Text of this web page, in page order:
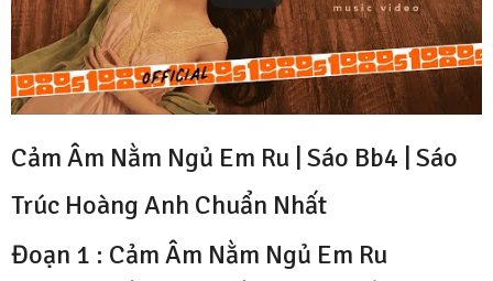
Cảm Âm Nằm Ngủ Em Ru | Sáo Bb4 | Sáo
Trúc Hoàng Anh Chuẩn Nhất
Đoạn 1 : Cảm Âm Nằm Ngủ Em Ru